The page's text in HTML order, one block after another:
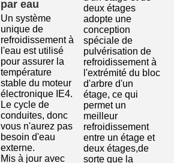
par eau
Un système
unique de
refroidissement à
l'eau est utilisé
pour assurer la
température
stable du moteur
électronique IE4.
Le cycle de
conduites, donc
vous n'aurez pas
besoin d'eau
externe.
Mis à jour avec
deux étages
adopte une
conception
spéciale de
pulvérisation de
refroidissement à
l'extrémité du bloc
d'arbre d'un
étage, ce qui
permet un
meilleur
refroidissement
entre un étage et
deux étages,de
sorte que la